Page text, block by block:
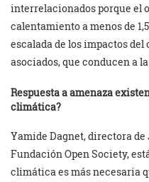
interrelacionados porque el
calentamiento a menos de
escalada de los impactos
asociados, que conducen a
Respuesta a amenaza
climática?
Yamide Dagnet, directora
Fundación Open Society,
climática es más necesaria